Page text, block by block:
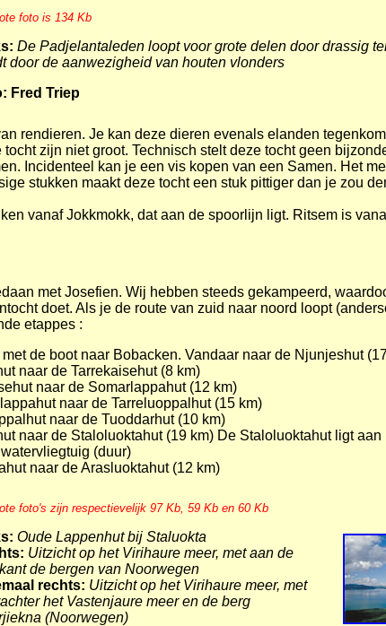
foto is 134 Kb
De Padjelantaleden loopt voor grote delen door drassig
door de aanwezigheid van houten vlonders
Fred Triep
rendieren. Je kan deze dieren evenals elanden
zijn niet groot. Technisch stelt deze tocht geen
Incidenteel kan je een vis kopen van een Samen. Het
stukken maakt deze tocht een stuk pittiger dan je zou
vanaf Jokkmokk, dat aan de spoorlijn ligt. Ritsem is
met Josefien. Wij hebben steeds gekampeerd,
doet. Als je de route van zuid naar noord loopt
etappes :
de boot naar Bobacken. Vandaar naar de Njunjeshut
naar de Tarrekaisehut (8 km)
naar de Somarlappahut (12 km)
naar de Tarreluoppalhut (15 km)
naar de Tuoddarhut (10 km)
naar de Staloluoktahut (19 km) De Staloluoktahut ligt
(duur)
naar de Arasluoktahut (12 km)
foto's zijn respectievelijk 97 Kb, 59 Kb en 60 Kb
Oude Lappenhut bij Staluokta
Uitzicht op het Virihaure meer, met aan de
de bergen van Noorwegen
rechts: Uitzicht op het Virihaure meer, met
het Vastenjaure meer en de berg
(Noorwegen)